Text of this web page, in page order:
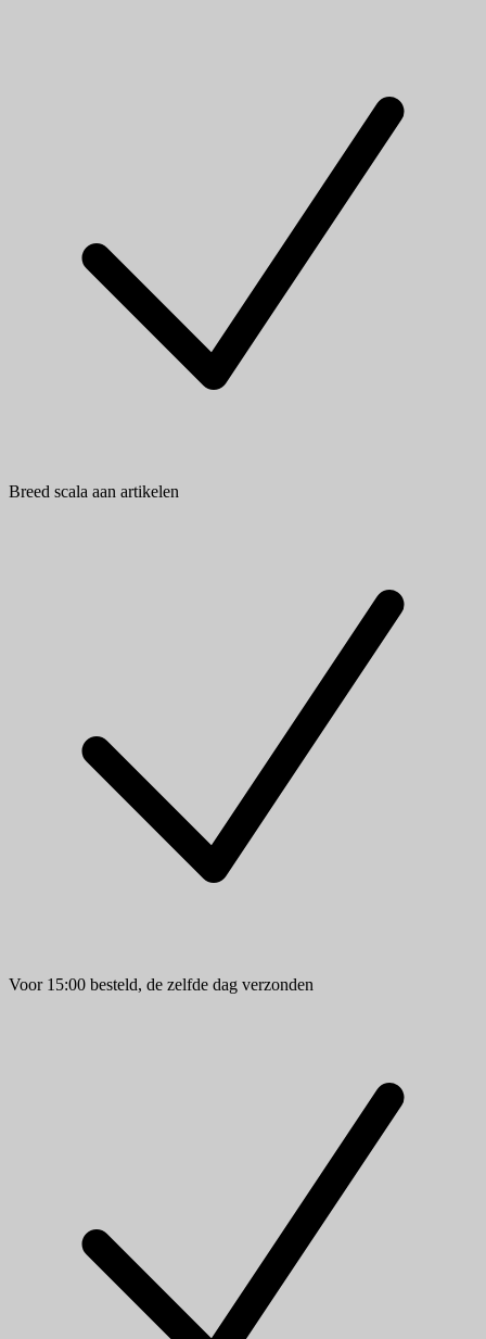
Breed scala aan artikelen
Voor 15:00 besteld, de zelfde dag verzonden